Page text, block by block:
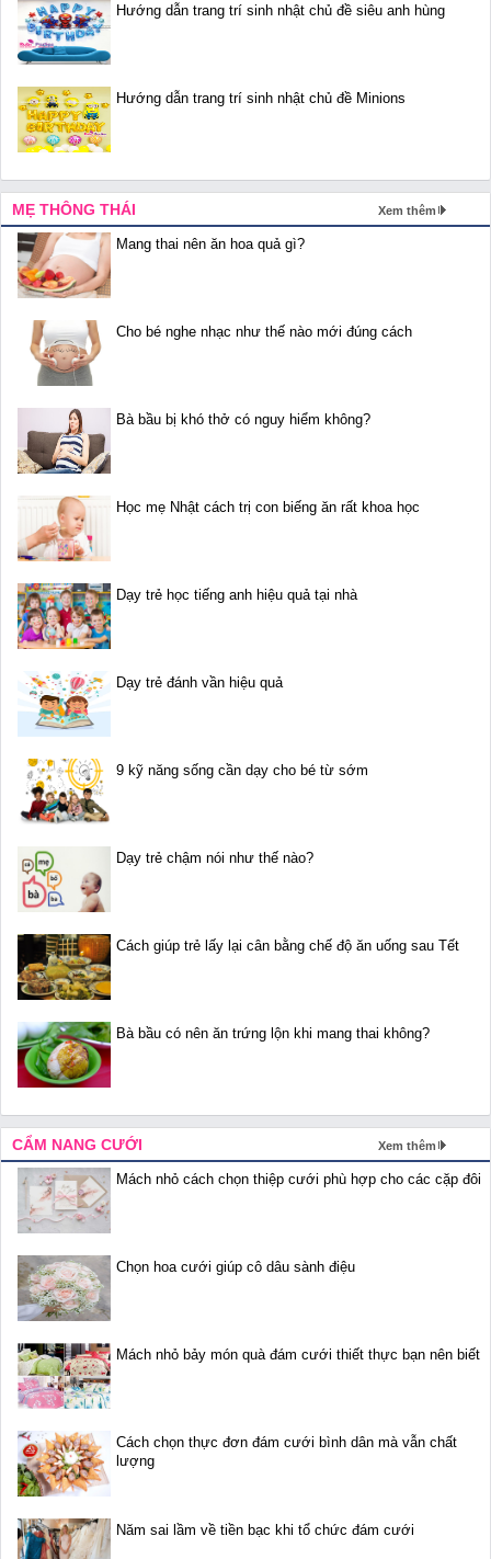
Hướng dẫn trang trí sinh nhật chủ đề siêu anh hùng
Hướng dẫn trang trí sinh nhật chủ đề Minions
MẸ THÔNG THÁI Xem thêm
Mang thai nên ăn hoa quả gì?
Cho bé nghe nhạc như thế nào mới đúng cách
Bà bầu bị khó thở có nguy hiểm không?
Học mẹ Nhật cách trị con biếng ăn rất khoa học
Dạy trẻ học tiếng anh hiệu quả tại nhà
Dạy trẻ đánh vần hiệu quả
9 kỹ năng sống cần dạy cho bé từ sớm
Dạy trẻ chậm nói như thế nào?
Cách giúp trẻ lấy lại cân bằng chế độ ăn uống sau Tết
Bà bầu có nên ăn trứng lộn khi mang thai không?
CẨM NANG CƯỚI Xem thêm
Mách nhỏ cách chọn thiệp cưới phù hợp cho các cặp đôi
Chọn hoa cưới giúp cô dâu sành điệu
Mách nhỏ bảy món quà đám cưới thiết thực bạn nên biết
Cách chọn thực đơn đám cưới bình dân mà vẫn chất
lượng
Năm sai lầm về tiền bạc khi tổ chức đám cưới